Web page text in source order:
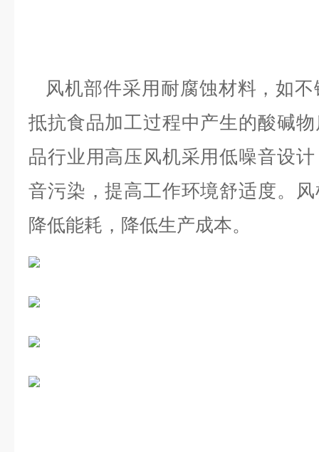
风机部件采用耐腐蚀材料，如
抵抗食品加工过程中产生的酸碱
品行业用高压风机采用低噪音设
音污染，提高工作环境舒适度。
降低能耗，降低生产成本。